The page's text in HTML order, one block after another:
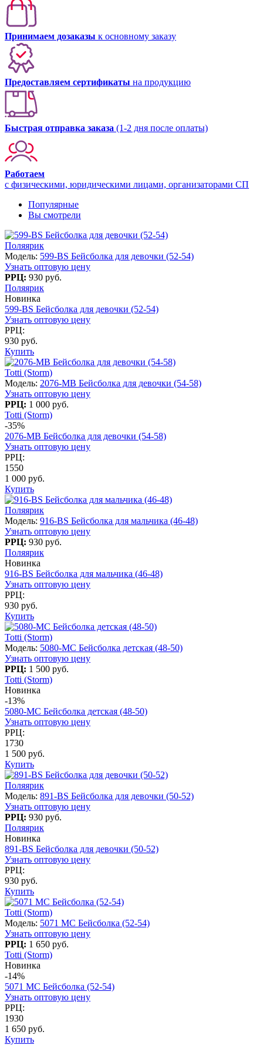
Принимаем дозаказы к основному заказу
Предоставляем сертификаты на продукцию
Быстрая отправка заказа (1-2 дня после оплаты)
Работаем
с физическими, юридическими лицами, организаторами СП
Популярные
Вы смотрели
Поляярик
Модель: 599-BS Бейсболка для девочки (52-54)
Узнать оптовую цену
РРЦ: 930 руб.
Поляярик
Новинка
599-BS Бейсболка для девочки (52-54)
Узнать оптовую цену
РРЦ:
930 руб.
Купить
Totti (Storm)
Модель: 2076-МВ Бейсболка для девочки (54-58)
Узнать оптовую цену
РРЦ: 1 000 руб.
Totti (Storm)
-35%
2076-МВ Бейсболка для девочки (54-58)
Узнать оптовую цену
РРЦ:
1550
1 000 руб.
Купить
Поляярик
Модель: 916-BS Бейсболка для мальчика (46-48)
Узнать оптовую цену
РРЦ: 930 руб.
Поляярик
Новинка
916-BS Бейсболка для мальчика (46-48)
Узнать оптовую цену
РРЦ:
930 руб.
Купить
Totti (Storm)
Модель: 5080-МC Бейсболка детская (48-50)
Узнать оптовую цену
РРЦ: 1 500 руб.
Totti (Storm)
Новинка
-13%
5080-МC Бейсболка детская (48-50)
Узнать оптовую цену
РРЦ:
1730
1 500 руб.
Купить
Поляярик
Модель: 891-BS Бейсболка для девочки (50-52)
Узнать оптовую цену
РРЦ: 930 руб.
Поляярик
Новинка
891-BS Бейсболка для девочки (50-52)
Узнать оптовую цену
РРЦ:
930 руб.
Купить
Totti (Storm)
Модель: 5071 МС Бейсболка (52-54)
Узнать оптовую цену
РРЦ: 1 650 руб.
Totti (Storm)
Новинка
-14%
5071 МС Бейсболка (52-54)
Узнать оптовую цену
РРЦ:
1930
1 650 руб.
Купить